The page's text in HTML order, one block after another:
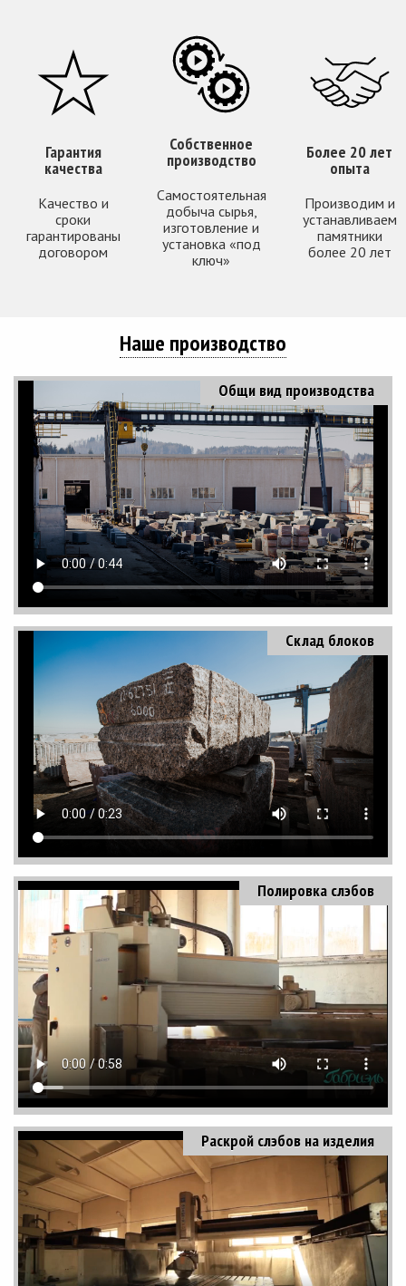
Гарантия
качества
Качество и
сроки
гарантированы
договором
Собственное
производство
Самостоятельная
добыча сырья,
изготовление и
установка «под
ключ»
Более 20 лет
опыта
Производим и
устанавливаем
памятники
более 20 лет
Наше производство
Общи вид производства
Склад блоков
Полировка слэбов
Раскрой слэбов на изделия